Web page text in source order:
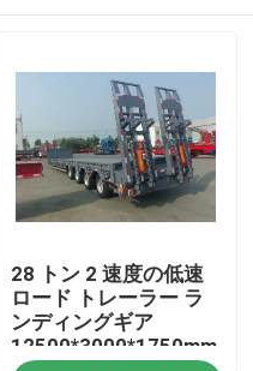
28 トン 2 速度の低速
ロード トレーラー ラ
ンディングギア
12500*3000*1750mm